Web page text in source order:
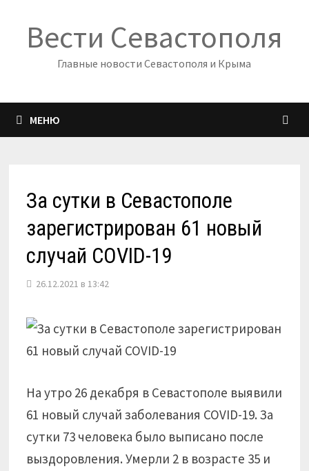
содержимому
Вести Севастополя
Главные новости Севастополя и Крыма
МЕНЮ
За сутки в Севастополе
зарегистрирован 61 новый
случай COVID-19
26.12.2021 в 13:42
На утро 26 декабря в Севастополе выявили
61 новый случай заболевания COVID-19. За
сутки 73 человека было выписано после
выздоровления. Умерли 2 в возрасте 35 и